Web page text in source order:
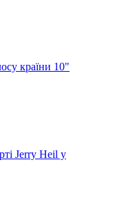
країни 10"
Jerry Heil у